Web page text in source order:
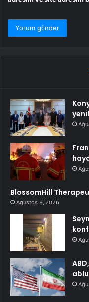
BlossomHill
Ağustos 8, 2026